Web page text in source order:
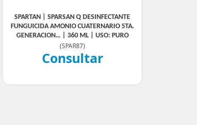
SPARTAN | SPARSAN Q DESINFECTANTE
FUNGUICIDA AMONIO CUATERNARIO 5TA.
GENERACION… | 360 ML | USO: PURO
(SPAR87)
Consultar